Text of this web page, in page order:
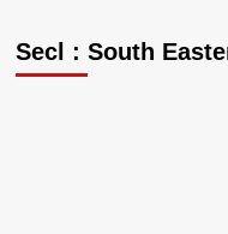
Secl : South